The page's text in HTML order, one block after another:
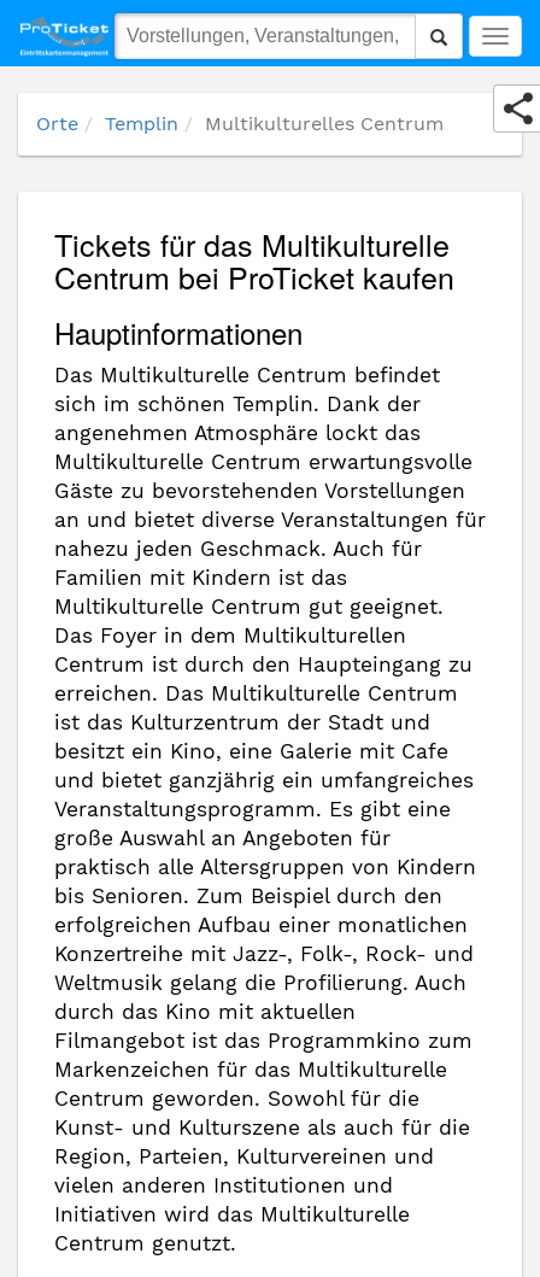
Multikulturelles Centrum
Orte Templin Multikulturelles Centrum
Tickets für das Multikulturelle
Centrum bei ProTicket kaufen
Hauptinformationen
Das Multikulturelle Centrum befindet
sich im schönen Templin. Dank der
angenehmen Atmosphäre lockt das
Multikulturelle Centrum erwartungsvolle
Gäste zu bevorstehenden Vorstellungen
an und bietet diverse Veranstaltungen für
nahezu jeden Geschmack. Auch für
Familien mit Kindern ist das
Multikulturelle Centrum gut geeignet.
Das Foyer in dem Multikulturellen
Centrum ist durch den Haupteingang zu
erreichen. Das Multikulturelle Centrum
ist das Kulturzentrum der Stadt und
besitzt ein Kino, eine Galerie mit Cafe
und bietet ganzjährig ein umfangreiches
Veranstaltungsprogramm. Es gibt eine
große Auswahl an Angeboten für
praktisch alle Altersgruppen von Kindern
bis Senioren. Zum Beispiel durch den
erfolgreichen Aufbau einer monatlichen
Konzertreihe mit Jazz-, Folk-, Rock- und
Weltmusik gelang die Profilierung. Auch
durch das Kino mit aktuellen
Filmangebot ist das Programmkino zum
Markenzeichen für das Multikulturelle
Centrum geworden. Sowohl für die
Kunst- und Kulturszene als auch für die
Region, Parteien, Kulturvereinen und
vielen anderen Institutionen und
Initiativen wird das Multikulturelle
Centrum genutzt.